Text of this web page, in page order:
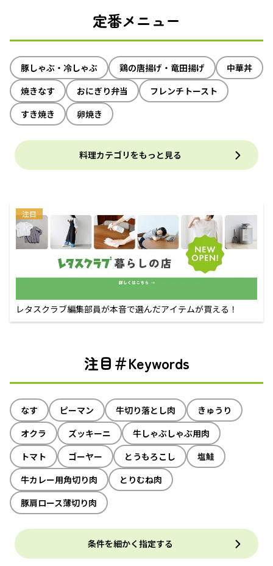
定番メニュー
豚しゃぶ・冷しゃぶ 鶏の唐揚げ・竜田揚げ
中華丼
焼きなす
おにぎり弁当
フレンチトースト
すき焼き
卵焼き
料理カテゴリをもっと見る
注目
レタスクラブ編集部員が本音で選んだアイテムが買える！
注目＃Keywords
なす ピーマン 牛切り落とし肉
きゅうり
オクラ
ズッキーニ
牛しゃぶしゃぶ用肉
トマト
ゴーヤー とうもろこし
塩鮭
牛カレー用角切り肉
とりむね肉
豚肩ロース薄切り肉
条件を細かく指定する